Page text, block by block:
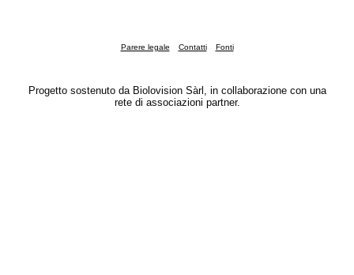
Parere legale Contatti Fonti
Progetto sostenuto da Biolovision Sàrl, in collaborazione con una
rete di associazioni partner.